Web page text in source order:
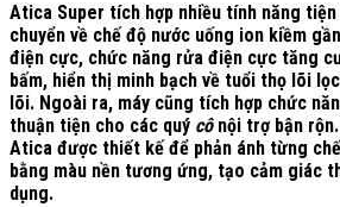
Atica Super tích hợp nhiều tính năng
chuyển về chế độ nước uống ion kiềm
điện cực, chức năng rửa điện cực tăng
bấm, hiển thị minh bạch về tuổi thọ lõi
lõi. Ngoài ra, máy cũng tích hợp chức
thuận tiện cho các quý cô nội trợ bận
Atica được thiết kế để phản ánh từng
bằng màu nền tương ứng, tạo cảm giác
dụng.